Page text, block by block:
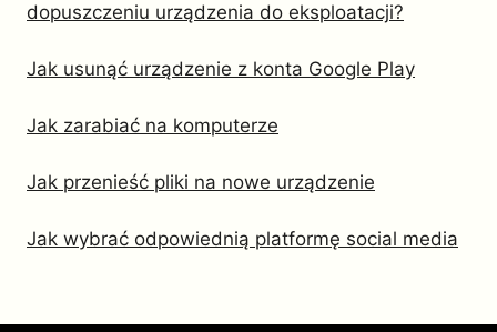
dopuszczeniu urządzenia do eksploatacji?
Jak usunąć urządzenie z konta Google Play
Jak zarabiać na komputerze
Jak przenieść pliki na nowe urządzenie
Jak wybrać odpowiednią platformę social media